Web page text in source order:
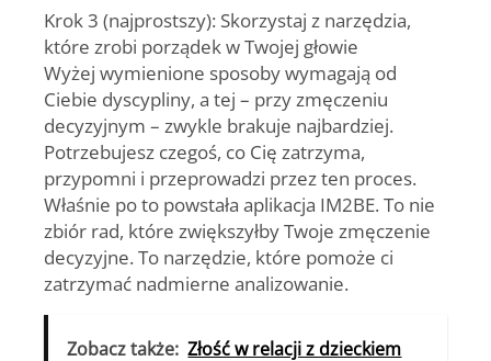
Krok 3 (najprostszy): Skorzystaj z narzędzia,
które zrobi porządek w Twojej głowie
Wyżej wymienione sposoby wymagają od
Ciebie dyscypliny, a tej – przy zmęczeniu
decyzyjnym – zwykle brakuje najbardziej.
Potrzebujesz czegoś, co Cię zatrzyma,
przypomni i przeprowadzi przez ten proces.
Właśnie po to powstała aplikacja IM2BE. To nie
zbiór rad, które zwiększyłby Twoje zmęczenie
decyzyjne. To narzędzie, które pomoże ci
zatrzymać nadmierne analizowanie.
Zobacz także: Złość w relacji z dzieckiem